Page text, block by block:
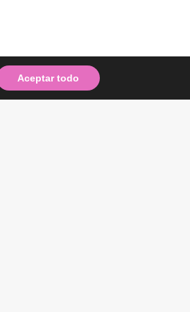
Aceptar todo